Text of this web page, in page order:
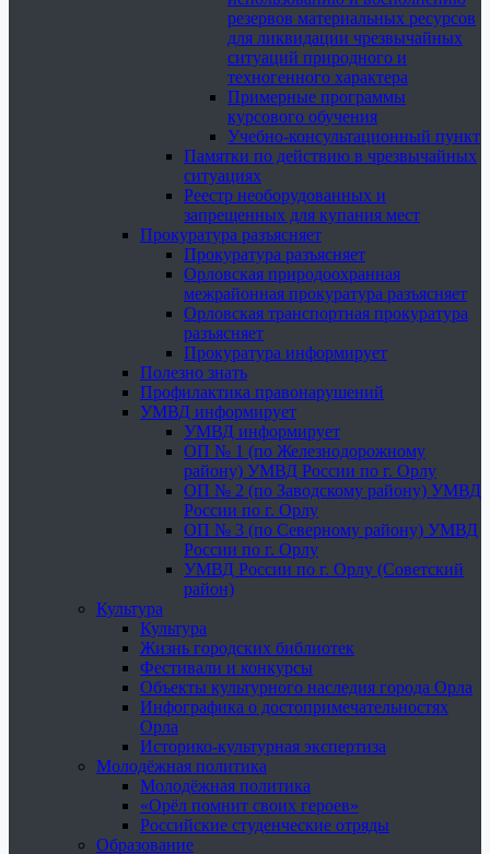
резервов материальных ресурсов
для ликвидации чрезвычайных
ситуаций природного и
техногенного характера
Примерные программы
курсового обучения
Учебно-консультационный пункт
Памятки по действию в чрезвычайных
ситуациях
Реестр необорудованных и
запрещенных для купания мест
Прокуратура разъясняет
Прокуратура разъясняет
Орловская природоохранная
межрайонная прокуратура разъясняет
Орловская транспортная прокуратура
разъясняет
Прокуратура информирует
Полезно знать
Профилактика правонарушений
УМВД информирует
УМВД информирует
ОП № 1 (по Железнодорожному
району) УМВД России по г. Орлу
ОП № 2 (по Заводскому району) УМВД
России по г. Орлу
ОП № 3 (по Северному району) УМВД
России по г. Орлу
УМВД России по г. Орлу (Советский
район)
Культура
Культура
Жизнь городских библиотек
Фестивали и конкурсы
Объекты культурного наследия города Орла
Инфографика о достопримечательностях
Орла
Историко-культурная экспертиза
Молодёжная политика
Молодёжная политика
«Орёл помнит своих героев»
Российские студенческие отряды
Образование